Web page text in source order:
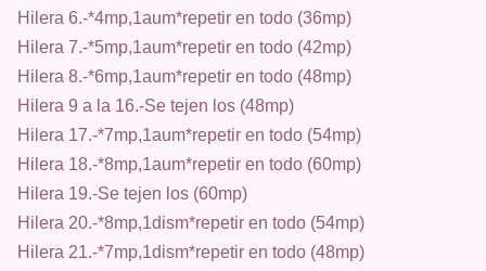
Hilera 6.-*4mp,1aum*repetir en todo (36mp)
Hilera 7.-*5mp,1aum*repetir en todo (42mp)
Hilera 8.-*6mp,1aum*repetir en todo (48mp)
Hilera 9 a la 16.-Se tejen los (48mp)
Hilera 17.-*7mp,1aum*repetir en todo (54mp)
Hilera 18.-*8mp,1aum*repetir en todo (60mp)
Hilera 19.-Se tejen los (60mp)
Hilera 20.-*8mp,1dism*repetir en todo (54mp)
Hilera 21.-*7mp,1dism*repetir en todo (48mp)